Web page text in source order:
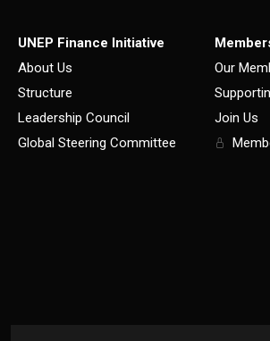
UNEP Finance Initiative
About Us
Structure
Leadership Council
Global Steering Committee
Our
Join Us